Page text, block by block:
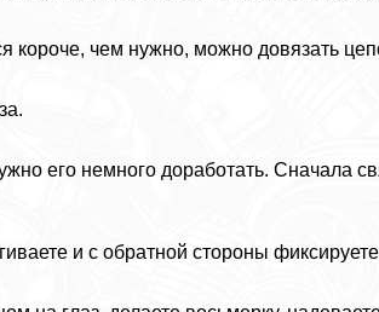
короче, чем нужно, можно довязать
его немного доработать. Сначала
и с обратной стороны